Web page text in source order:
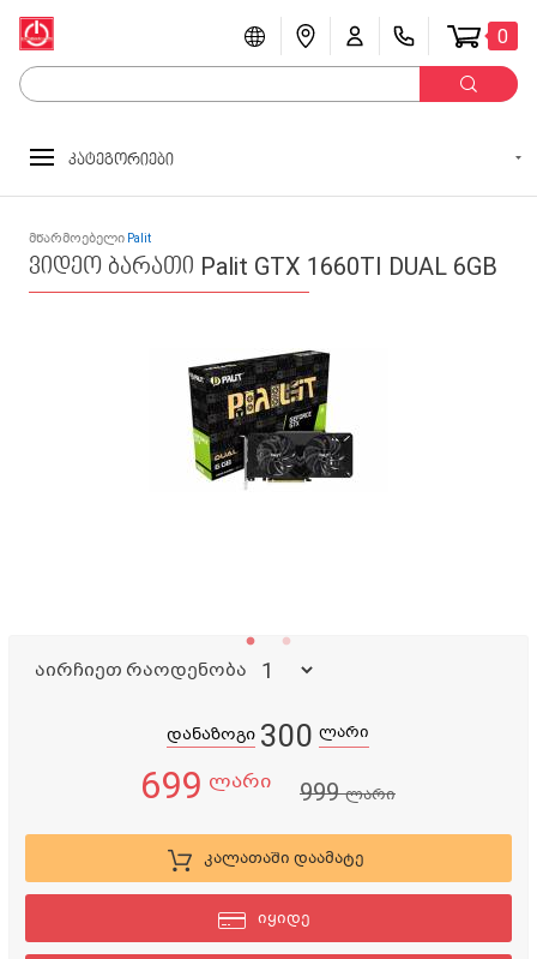
0
კატეგორიები
მწარმოებელი Palit
ვიდეო ბარათი Palit GTX 1660TI DUAL 6GB
აირჩიეთ რაოდენობა
დანაზოგი 300 ლარი
699 ლარი 999ლარი
კალათაში დაამატე
იყიდე